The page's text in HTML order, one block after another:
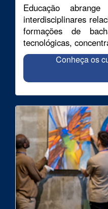
Educação
interdisciplinares
formações de
tecnológicas,
Conheça os